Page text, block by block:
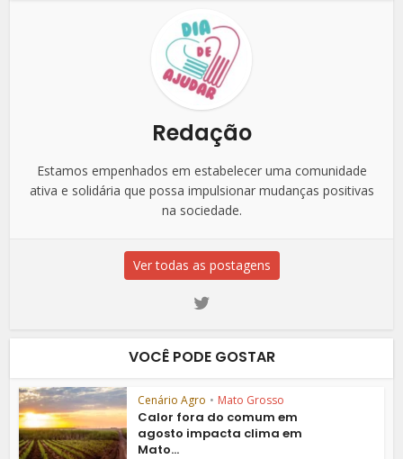
Redação
Estamos empenhados em estabelecer uma comunidade
ativa e solidária que possa impulsionar mudanças positivas
na sociedade.
Ver todas as postagens
VOCÊ PODE GOSTAR
Cenário Agro • Mato Grosso
Calor fora do comum em
agosto impacta clima em
Mato...